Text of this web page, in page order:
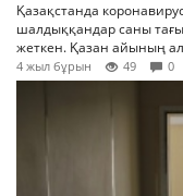
Қазақстанда
шалдыққандар саны
жеткен. Қазан айының
4 жыл бұрын 49 0